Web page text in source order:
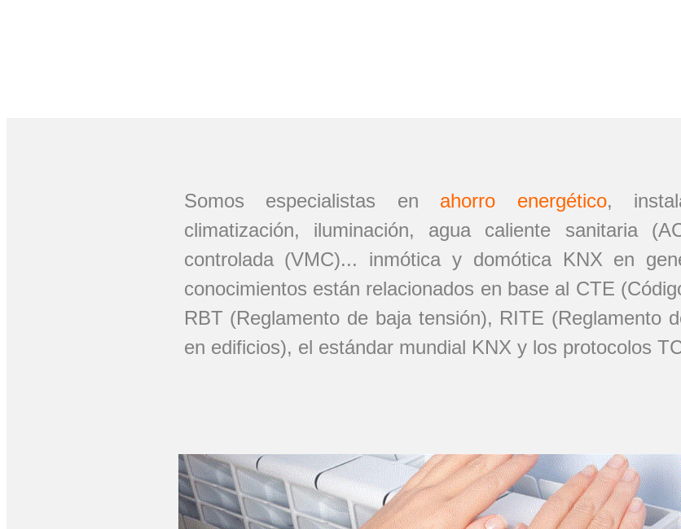
Somos especialistas en ahorro energético,
climatización, iluminación, agua caliente sanitaria
controlada (VMC)... inmótica y domótica KNX en
conocimientos están relacionados en base al CTE
RBT (Reglamento de baja tensión), RITE (Reglamento
en edificios), el estándar mundial KNX y los protocolos